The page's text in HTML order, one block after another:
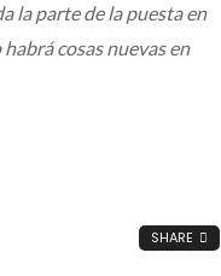
la parte de la puesta en
cosas nuevas en
SHARE